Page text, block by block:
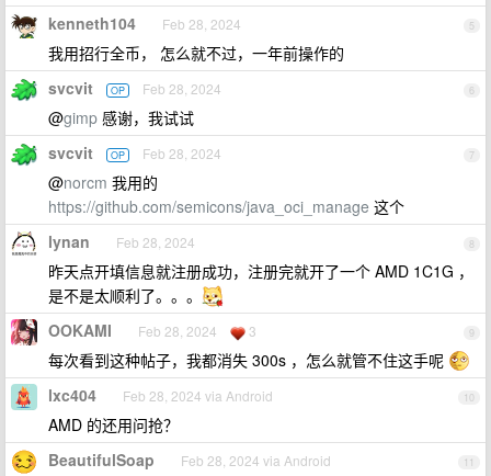
5
kenneth104 Feb 28, 2024
我用招行全币， 怎么就不过，一年前操作的
6
svcvit OP Feb 28, 2024
@gimp 感谢，我试试
7
svcvit OP Feb 28, 2024
@norcm 我用的
https://github.com/semicons/java_oci_manage 这个
8
lynan Feb 28, 2024
昨天点开填信息就注册成功，注册完就开了一个 AMD 1C1G ，
是不是太顺利了。。。
9
OOKAMI Feb 28, 2024 3
每次看到这种帖子，我都消失 300s ，怎么就管不住这手呢
10
lxc404 Feb 28, 2024 via Android
AMD 的还用问抢？
11
BeautifulSoap Feb 28, 2024 via Android